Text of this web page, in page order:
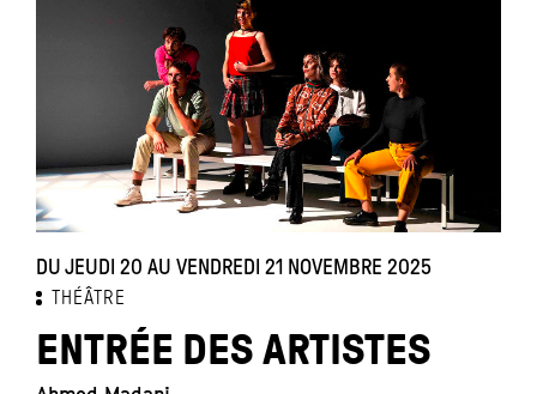
DU JEUDI 20 AU VENDREDI 21 NOVEMBRE 2025
THÉÂTRE
ENTRÉE DES ARTISTES